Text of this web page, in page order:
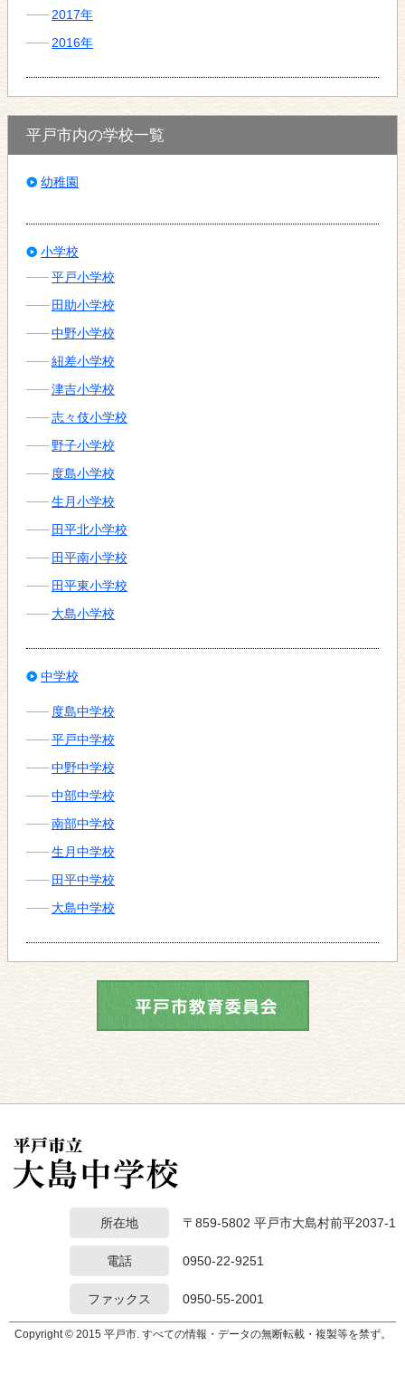
2017年
2016年
平戸市内の学校一覧
幼稚園
小学校
平戸小学校
田助小学校
中野小学校
紐差小学校
津吉小学校
志々伎小学校
野子小学校
度島小学校
生月小学校
田平北小学校
田平南小学校
田平東小学校
大島小学校
中学校
度島中学校
平戸中学校
中野中学校
中部中学校
南部中学校
生月中学校
田平中学校
大島中学校
所在地 〒859-5802 平戸市大島村前平2037-1
電話 0950-22-9251
ファックス 0950-55-2001
Copyright © 2015 平戸市. すべての情報・データの無断転載・複製等を禁ず。